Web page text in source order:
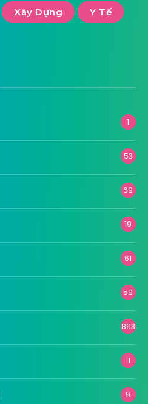
Xây Dựng Y Tế
1
53
69
19
61
59
893
11
9